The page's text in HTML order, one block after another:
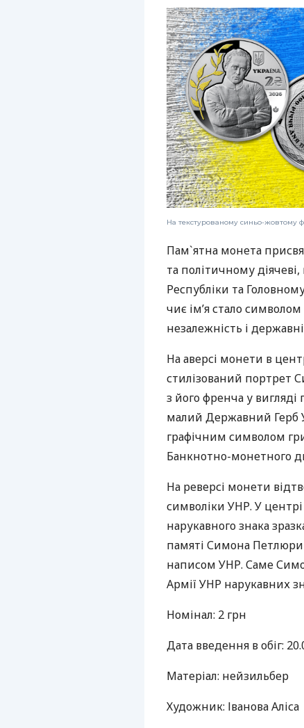
На текстурованому синьо-жовтому
Пам`ятна монета
та політичному діячеві,
Республіки та
чиє ім’я стало
незалежність і
На аверсі монети в
стилізований портрет
з його френча у
малий Державний Герб
графічним символом
Банкнотно-монетного
На реверсі монети
символіки УНР. У
нарукавного знака
памяті Симона
написом УНР. Саме
Армії УНР нарукавних
Номінал: 2 грн
Дата введення в обіг:
Матеріал: нейзильбер
Художник: Іванова Аліса